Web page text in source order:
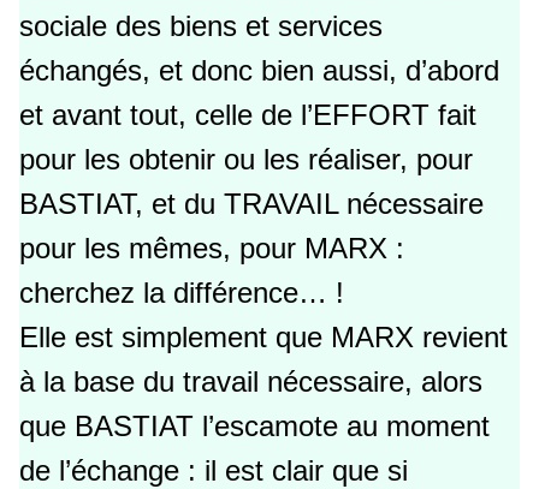
sociale des biens et services
échangés, et donc bien aussi, d’abord
et avant tout, celle de l’EFFORT fait
pour les obtenir ou les réaliser, pour
BASTIAT, et du TRAVAIL nécessaire
pour les mêmes, pour MARX :
cherchez la différence… !
Elle est simplement que MARX revient
à la base du travail nécessaire, alors
que BASTIAT l’escamote au moment
de l’échange : il est clair que si